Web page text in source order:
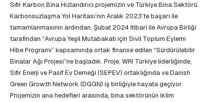
Sıfır Karbon Bina Hızlandırıcı projemizin ve Türkiye Bina Sektörü
Karbonsuzlaşma Yol Haritası’nın Aralık 2023’te başarı ile
tamamlanmasının ardından, Şubat 2024 itibari ile Avrupa Birliği
tarafından “Avrupa Yeşil Mutabakatı için Sivil Toplum Eylemi
Hibe Programı” kapsamında ortak finanse edilen “Sürdürülebilir
Binalar Ağı Projesi”ne başladık. Proje, WRI Türkiye liderliğinde,
Sıfır Enerji ve Pasif Ev Derneği (SEPEV) ortaklığında ve Danish
Green Growth Network (DGGN) iş birliğiyle hayata geçiyor.
Projemizin ana hedefleri arasında, bina sektörünün iklim